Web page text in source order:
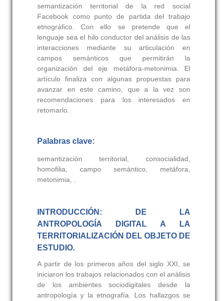
semantización territorial de la red social
Facebook como punto de partida del trabajo
etnográfico. Con ello se pretende que el
lenguaje sea el hilo conductor del análisis de las
interacciones mediante su articulación en
campos semánticos que permitirán la
organización del eje metáfora-metonimia. El
artículo finaliza con algunas propuestas para
avanzar en este camino, que a la vez son
recomendaciones para los interesados en
retomarlo.
Palabras clave:
semantización territorial, consocialidad,
homofilia, campo semántico, metáfora,
metonimia, .
INTRODUCCIÓN: DE LA
ANTROPOLOGÍA DIGITAL A LA
TERRITORIALIZACIÓN DEL OBJETO DE
ESTUDIO.
A partir de los primeros años del siglo XXI, se
iniciaron los trabajos relacionados con el análisis
de los ambientes sociodigitales desde la
antropología y la etnografía. Los hallazgos se